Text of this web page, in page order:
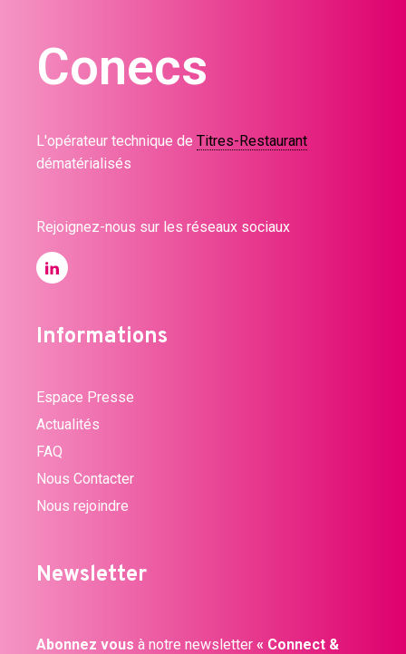
Conecs
L'opérateur technique de Titres-Restaurant
dématérialisés
Rejoignez-nous sur les réseaux sociaux
Informations
Espace Presse
Actualités
FAQ
Nous Contacter
Nous rejoindre
Newsletter
Abonnez vous à notre newsletter « Connect &